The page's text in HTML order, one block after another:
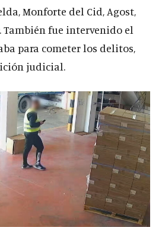
Monforte del Cid, Agost,
También fue intervenido el
para cometer los delitos,
judicial.